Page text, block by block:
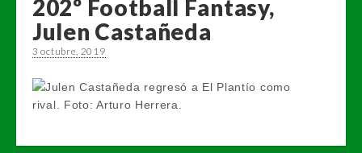
202º Football Fantasy,
Julen Castañeda
3 octubre, 2019